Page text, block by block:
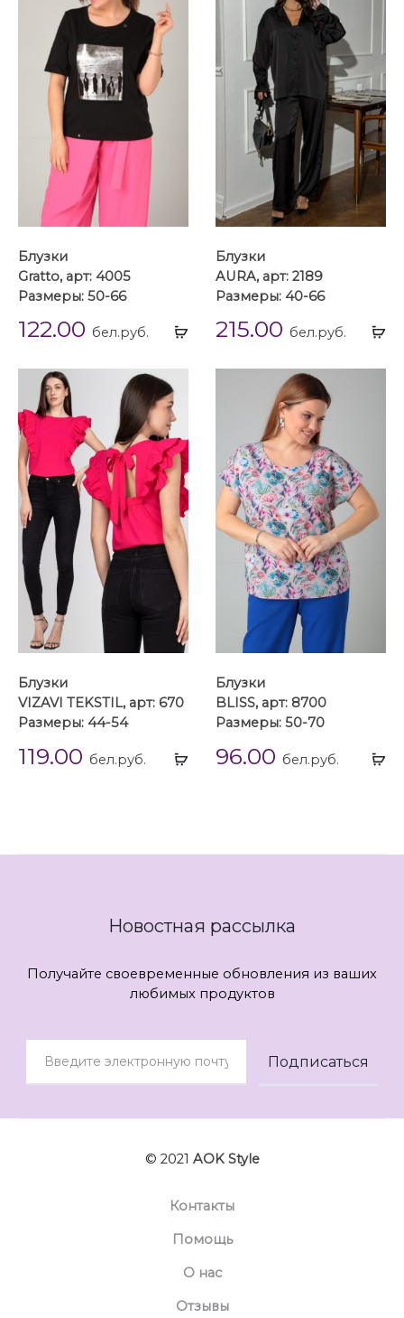
Выбрать
Блузки
Gratto, арт: 4005
Размеры: 50-66
122.00 бел.руб.
Блузки
AURA, арт: 2189
Размеры: 40-66
215.00 бел.руб.
Выбрать
Блузки
VIZAVI TEKSTIL, арт: 670
Размеры: 44-54
119.00 бел.руб.
Блузки
BLISS, арт: 8700
Размеры: 50-70
96.00 бел.руб.
Новостная рассылка
Получайте своевременные обновления из ваших
любимых продуктов
© 2021 AOK Style
Контакты
Помощь
О нас
Отзывы